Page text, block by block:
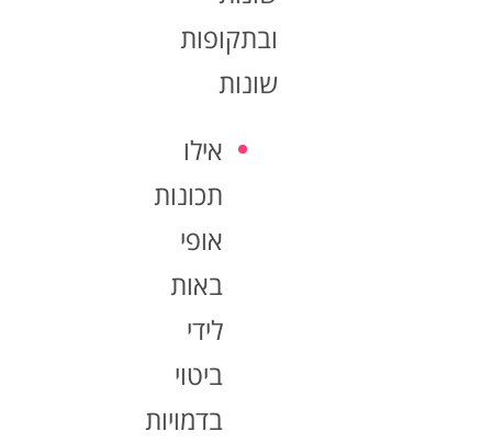
ובתקופות
שונות
אילו
תכונות
אופי
באות
לידי
ביטוי
בדמויות